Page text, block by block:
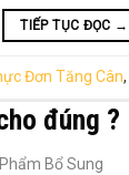
TIẾP TỤC ĐỌC →
Đơn Tăng Cân,
đúng ?
Bổ Sung